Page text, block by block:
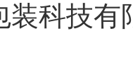
洋包